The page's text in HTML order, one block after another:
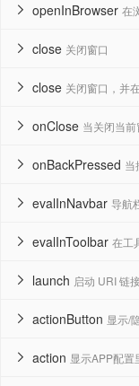
openInBrowser 在

close 关闭窗口

close 关闭窗口，并

onClose 当关闭当

onBackPressed 当

evalInNavbar 导航

evalInToolbar 在工

launch 启动 URI 链

actionButton 显示/

action 显示APP配置
